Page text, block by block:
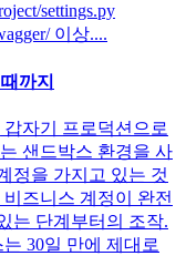
settings.py
이상....
까지
자기 프로덕션으로
샌드박스 환경을 사
정을 가지고 있는 것
즈니스 계정이 완전
는 단계부터의 조작.
30일 만에 제대로